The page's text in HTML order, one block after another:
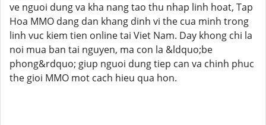
ve nguoi dung va kha nang tao thu nhap linh hoat, Tap
Hoa MMO dang dan khang dinh vi the cua minh trong
linh vuc kiem tien online tai Viet Nam. Day khong chi la
noi mua ban tai nguyen, ma con la &ldquo;be
phong&rdquo; giup nguoi dung tiep can va chinh phuc
the gioi MMO mot cach hieu qua hon.